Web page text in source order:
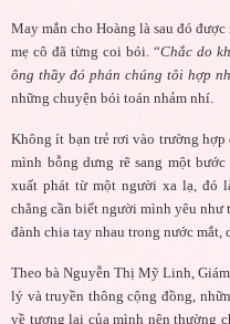
May mắn cho Hoàng là sau đó
mẹ cô đã từng coi bói. “Chắc do
ông thầy đó phán chúng tôi hợp
những chuyện bói toán nhảm nhí.
Không ít bạn trẻ rơi vào trường
mình bỗng dưng rẽ sang một
xuất phát từ một người xa lạ, đó
chẳng cần biết người mình yêu như
đành chia tay nhau trong nước mắt,
Theo bà Nguyễn Thị Mỹ Linh,
lý và truyền thông cộng đồng,
về tương lai của mình nên thường